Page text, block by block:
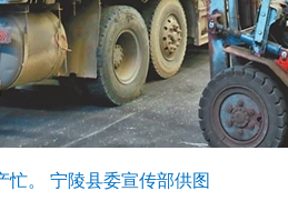
忙。 宁陵县委宣传部供图